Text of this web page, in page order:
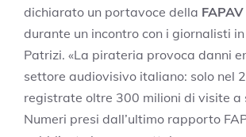
dichiarato un portavoce della FAPAV
durante un incontro con i giornalisti
Patrizi. «La pirateria provoca danni
settore audiovisivo italiano: solo nel
registrate oltre 300 milioni di visite a
Numeri presi dall’ultimo rapporto